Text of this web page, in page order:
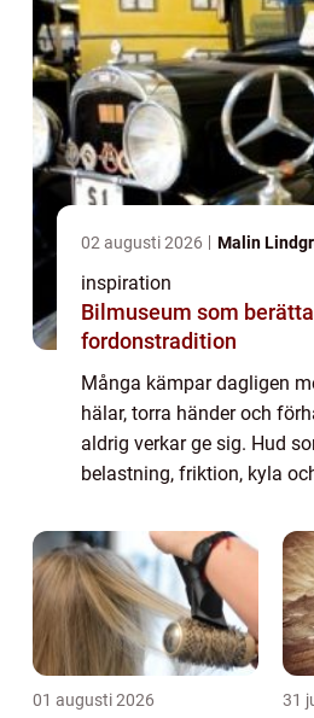
02 augusti 2026 Malin
inspiration
Bilmuseum som
fordonstradition
Många kämpar dagligen
hälar, torra händer och
aldrig verkar ge sig. Hud
belastning, friktion, kyla
och handsalva special in
01 augusti 2026 31